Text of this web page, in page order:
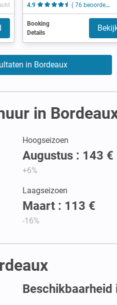
4.9
( 76 beoordelingen )
Booking
Details
in Bordeaux
in
Hoogseizoen
Augustus : 143 €
+6%
Laagseizoen
Maart : 113 €
-16%
Beschikbaarheid